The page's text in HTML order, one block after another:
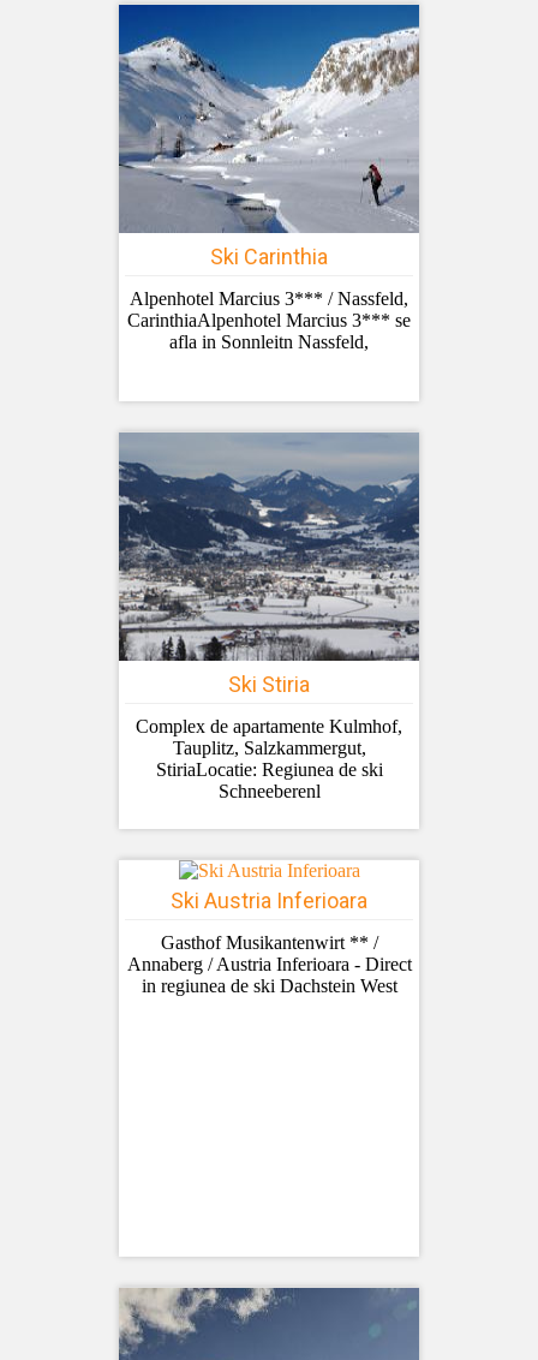
Ski Carinthia
Alpenhotel Marcius 3*** / Nassfeld,
CarinthiaAlpenhotel Marcius 3*** se
afla in Sonnleitn Nassfeld,
Ski Stiria
Complex de apartamente Kulmhof,
Tauplitz, Salzkammergut,
StiriaLocatie: Regiunea de ski
Schneeberenl
Ski Austria Inferioara
Gasthof Musikantenwirt ** /
Annaberg / Austria Inferioara - Direct
in regiunea de ski Dachstein West